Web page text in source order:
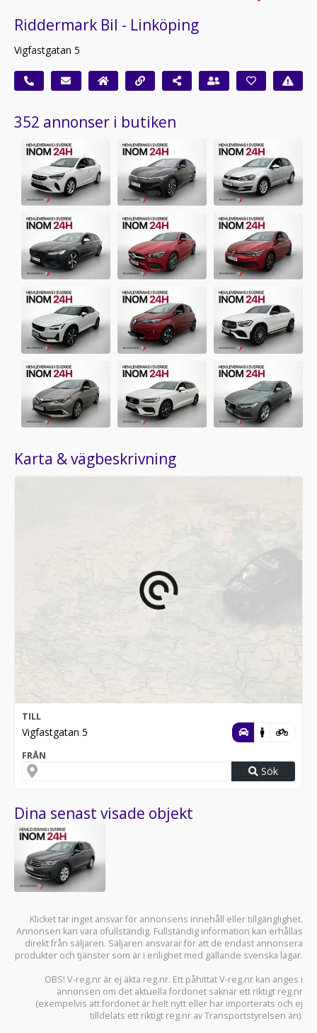
Riddermark Bil - Linköping
Vigfastgatan 5
352 annonser i butiken
Karta & vägbeskrivning
TILL
Vigfastgatan 5
FRÅN
Sök
Dina senast visade objekt
Klicket tar inget ansvar för annonsens innehåll eller tillgänglighet.
Annonsen kan vara ofullständig. Fullständig information kan erhållas
direkt från säljaren. Säljaren ansvarar för att de endast annonsera
produkter och tjänster som är i enlighet med gällande svenska lagar.
OBS! V-reg.nr är ej äkta reg.nr. Ett påhittat V-reg.nr kan anges i
annonsen om det aktuella fordonet saknar ett riktigt reg.nr
(exempelvis att fordonet är helt nytt eller har importerats och ej
tilldelats ett riktigt reg.nr av Transportstyrelsen än).